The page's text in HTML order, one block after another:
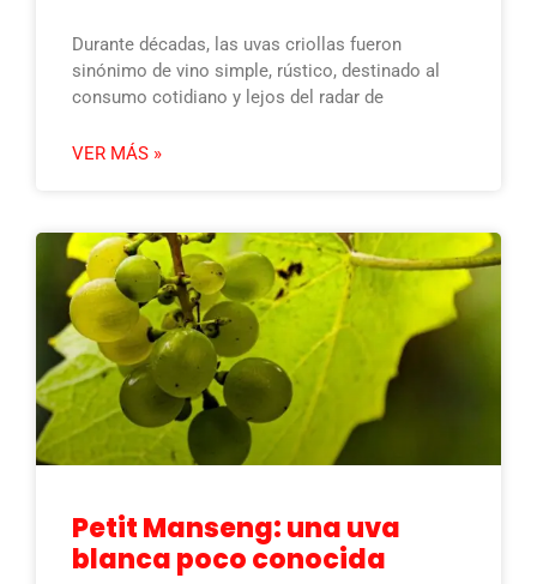
Durante décadas, las uvas criollas fueron
sinónimo de vino simple, rústico, destinado al
consumo cotidiano y lejos del radar de
VER MÁS »
Petit Manseng: una uva
blanca poco conocida